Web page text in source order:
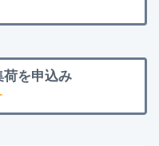
荷を申込み